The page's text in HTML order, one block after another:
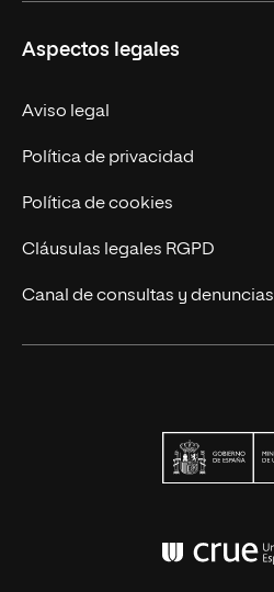
Trabaja en UNIR
Actualidad UNIR
Contáctanos
Aspectos legales
Aviso legal
Política de privacidad
Política de cookies
Cláusulas legales RGPD
Canal de consultas y denuncias